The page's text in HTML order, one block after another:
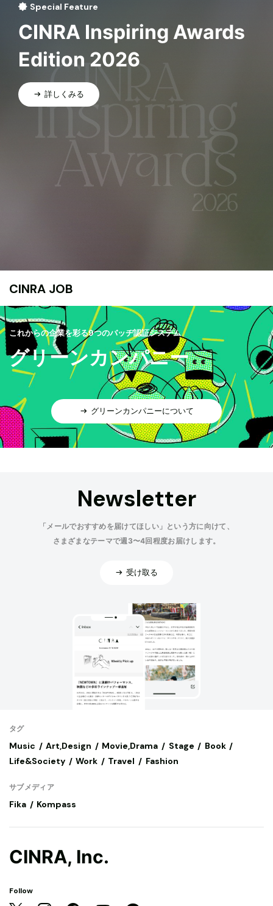
Special Feature
CINRA Inspiring Awards
Edition 2026
詳しくみる
CINRA JOB
これからの企業を彩る9つのバッヂ認証システム
グリーンカンパニー
グリーンカンパニーについて
Newsletter
「メールでおすすめを届けてほしい」という方に向けて、
さまざまなテーマで週3〜4回程度お届けします。
受け取る
タグ
Music Art,Design Movie,Drama Stage
Book
Life&Society
Work Travel Fashion
サブメディア
Fika Kompass
CINRA, Inc.
Follow